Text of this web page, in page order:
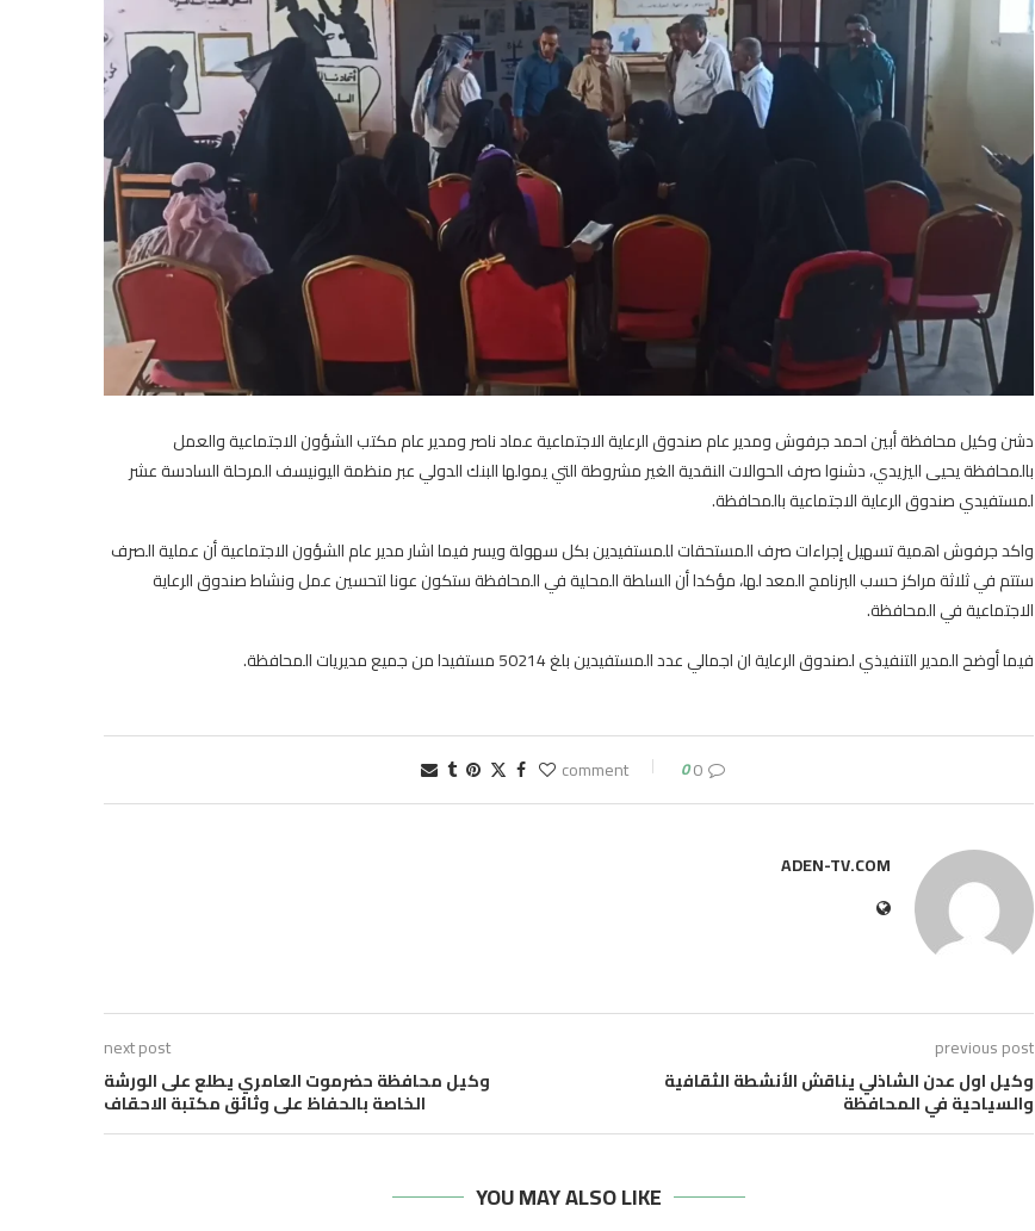
دشن وكيل محافظة أبين احمد جرفوش ومدير عام صندوق الرعاية الاجتماعية عماد ناصر ومدير عام مكتب الشؤون الاجتماعية والعمل
بالمحافظة يحيى اليزيدي، دشنوا صرف الحوالات النقدية الغير مشروطة التي يمولها البنك الدولي عبر منظمة اليونيسف المرحلة السادسة عشر
لمستفيدي صندوق الرعاية الاجتماعية بالمحافظة.
واكد جرفوش اهمية تسهيل إجراءات صرف المستحقات للمستفيدين بكل سهولة ويسر فيما اشار مدير عام الشؤون الاجتماعية أن عملية الصرف
ستتم في ثلاثة مراكز حسب البرنامج المعد لها، مؤكدا أن السلطة المحلية في المحافظة ستكون عونا لتحسين عمل ونشاط صندوق الرعاية
الاجتماعية في المحافظة.
فيما أوضح المدير التنفيذي لصندوق الرعاية ان اجمالي عدد المستفيدين بلغ 50214 مستفيدا من جميع مديريات المحافظة.
0 comment
0
ADEN-TV.COM
previous post
وكيل اول عدن الشاذلي يناقش الأنشطة الثقافية
والسياحية في المحافظة
next post
وكيل محافظة حضرموت العامري يطلع على الورشة
الخاصة بالحفاظ على وثائق مكتبة الاحقاف
YOU MAY ALSO LIKE